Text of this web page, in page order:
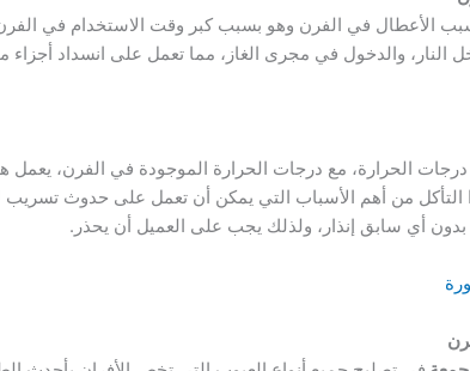
الأعطال في الفرن وهو بسبب كبر وقت الاستخدام في
النار، والدخول في مجرى الغاز، مما تعمل على انسداد أجزاء
الحرارة، مع درجات الحرارة الموجودة في الفرن،
التأكل من أهم الأسباب التي يمكن أن تعمل على حدوث
أي سابق إنذار، ولذلك يجب على العميل أن يحذر.